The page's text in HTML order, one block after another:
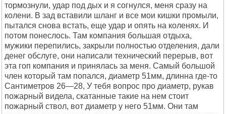
тормознули, удар под дых и я согнулся, меня сразу на
колени. В зад вставили шланг и все мои кишки промыли,
пытался снова встать, еще удар и опять на коленях. И
потом понеслось. Там компания большая отдыха,
мужики перепились, закрыли полностью отделения, дали
денег обслуге, они написали технический перерыв, вот
эта гоп компания и принялась за меня. Самый большой
член который там попался, диаметр 51мм, длинна где-то
Сантиметров 26—28, У тебя вопрос про диаметр, рукав
пожарный видела, скатанные такие на нем стоит
пожарный ствол, вот диаметр у него 51мм. Они там